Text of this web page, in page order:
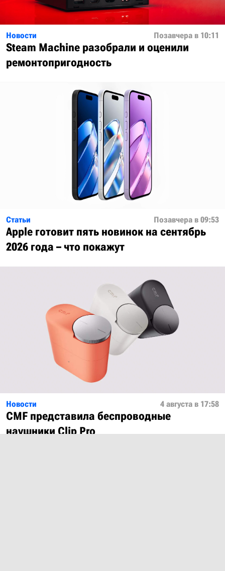
Новости Позавчера в 10:11
Steam Machine разобрали и оценили
ремонтопригодность
Статьи Позавчера в 09:53
Apple готовит пять новинок на сентябрь
2026 года – что покажут
Новости 4 августа в 17:58
CMF представила беспроводные
наушники Clip Pro